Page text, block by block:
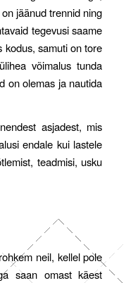
jäänud trennid ning
tegevusi saame
kodus, samuti on tore
võimalus tunda
on olemas ja nautida
asjadest, mis
endale kui lastele
teadmisi, usku
neil, kellel pole
saan omast käest